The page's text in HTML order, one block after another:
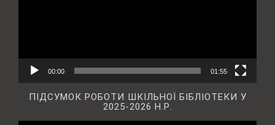
00:00 01:55
ПІДСУМОК РОБОТИ ШКІЛЬНОЇ БІБЛІОТЕКИ У
2025-2026 Н.Р.